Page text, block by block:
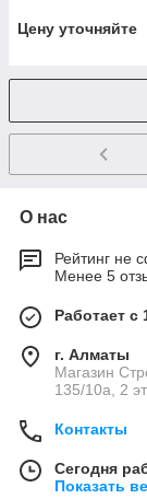
Цену уточняйте
О нас
Рейтинг не
Менее 5
Работает с
г. Алматы
Магазин
135/10а, 2
Контакты
Сегодня
Показать